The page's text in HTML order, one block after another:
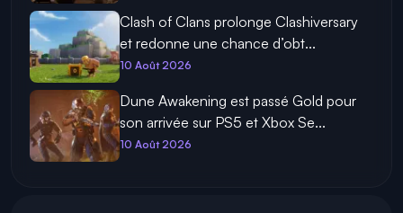
Clash of Clans prolonge Clashiversary
et redonne une chance d’obt...
10 Août 2026
Dune Awakening est passé Gold pour
son arrivée sur PS5 et Xbox Se...
10 Août 2026